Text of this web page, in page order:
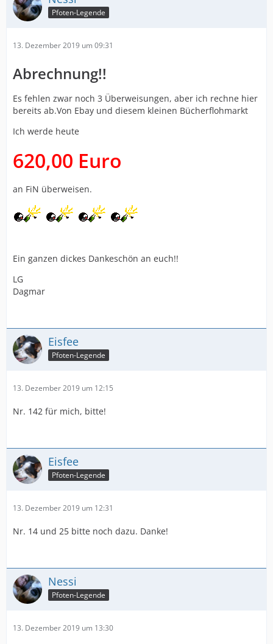
Pfoten-Legende
13. Dezember 2019 um 09:31
Abrechnung!!
Es fehlen zwar noch 3 Überweisungen, aber ich rechne hier
bereits ab.Von Ebay und diesem kleinen Bücherflohmarkt
Ich werde heute
620,00 Euro
an FiN überweisen.
Ein ganzen dickes Dankeschön an euch!!
LG
Dagmar
Eisfee
Pfoten-Legende
13. Dezember 2019 um 12:15
Nr. 142 für mich, bitte!
Eisfee
Pfoten-Legende
13. Dezember 2019 um 12:31
Nr. 14 und 25 bitte noch dazu. Danke!
Nessi
Pfoten-Legende
13. Dezember 2019 um 13:30